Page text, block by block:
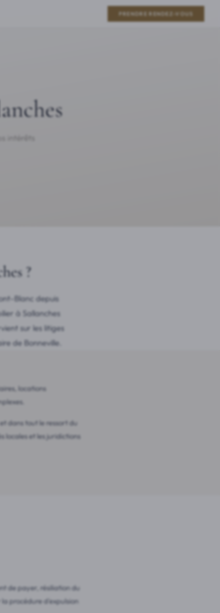
PRENDRE RENDEZ-VOUS
?
Blanc depuis
à Sallanches
sur les litiges
de Bonneville.
locations
dans tout le ressort du
locales et les juridictions
de payer, résiliation du
procédure d'expulsion